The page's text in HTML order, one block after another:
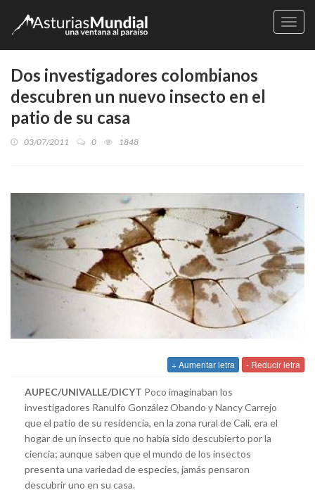
Dos investigadores colombianos
descubren un nuevo insecto en el
patio de su casa
03/07/2011 0 1848
+ Aumentar letra - Reducir letra
AUPEC/UNIVALLE/DICYT Poco imaginaban los
investigadores Ranulfo González Obando y Nancy Carrejo
que el patio de su residencia, en la zona rural de Cali, era el
hogar de un insecto que no había sido descubierto por la
ciencia; aunque saben que el mundo de los insectos
presenta una variedad de especies, jamás pensaron
descubrir uno en su casa.